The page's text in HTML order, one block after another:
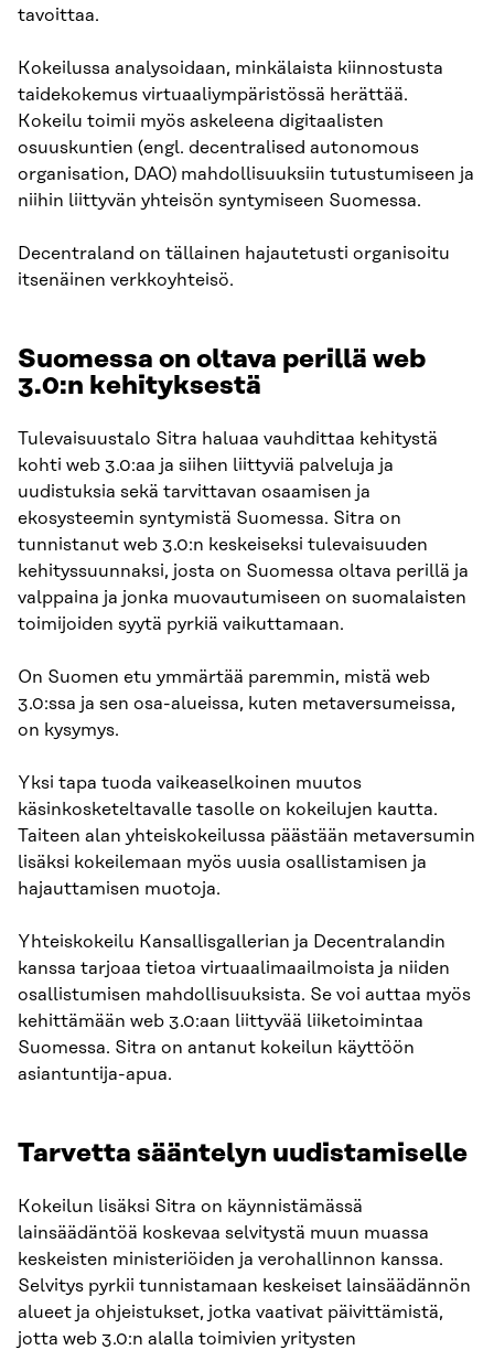
tavoittaa.
Kokeilussa analysoidaan, minkälaista kiinnostusta
taidekokemus virtuaaliympäristössä herättää.
Kokeilu toimii myös askeleena digitaalisten
osuuskuntien (engl. decentralised autonomous
organisation, DAO) mahdollisuuksiin tutustumiseen ja
niihin liittyvän yhteisön syntymiseen Suomessa.
Decentraland on tällainen hajautetusti organisoitu
itsenäinen verkkoyhteisö.
Suomessa on oltava perillä web
3.0:n kehityksestä
Tulevaisuustalo Sitra haluaa vauhdittaa kehitystä
kohti web 3.0:aa ja siihen liittyviä palveluja ja
uudistuksia sekä tarvittavan osaamisen ja
ekosysteemin syntymistä Suomessa. Sitra on
tunnistanut web 3.0:n keskeiseksi tulevaisuuden
kehityssuunnaksi, josta on Suomessa oltava perillä ja
valppaina ja jonka muovautumiseen on suomalaisten
toimijoiden syytä pyrkiä vaikuttamaan.
On Suomen etu ymmärtää paremmin, mistä web
3.0:ssa ja sen osa-alueissa, kuten metaversumeissa,
on kysymys.
Yksi tapa tuoda vaikeaselkoinen muutos
käsinkosketeltavalle tasolle on kokeilujen kautta.
Taiteen alan yhteiskokeilussa päästään metaversumin
lisäksi kokeilemaan myös uusia osallistamisen ja
hajauttamisen muotoja.
Yhteiskokeilu Kansallisgallerian ja Decentralandin
kanssa tarjoaa tietoa virtuaalimaailmoista ja niiden
osallistumisen mahdollisuuksista. Se voi auttaa myös
kehittämään web 3.0:aan liittyvää liiketoimintaa
Suomessa. Sitra on antanut kokeilun käyttöön
asiantuntija-apua.
Tarvetta sääntelyn uudistamiselle
Kokeilun lisäksi Sitra on käynnistämässä
lainsäädäntöä koskevaa selvitystä muun muassa
keskeisten ministeriöiden ja verohallinnon kanssa.
Selvitys pyrkii tunnistamaan keskeiset lainsäädännön
alueet ja ohjeistukset, jotka vaativat päivittämistä,
jotta web 3.0:n alalla toimivien yritysten